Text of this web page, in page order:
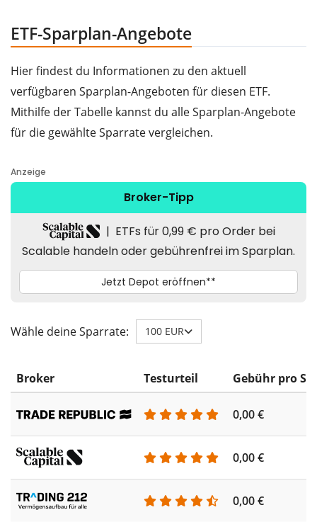
ETF-Sparplan-Angebote
Hier findest du Informationen zu den aktuell
verfügbaren Sparplan-Angeboten für diesen ETF.
Mithilfe der Tabelle kannst du alle Sparplan-Angebote
für die gewählte Sparrate vergleichen.
Wähle deine Sparrate: 100 EUR
Broker Testurteil Gebühr pro
0,00 €
0,00 €
0,00 €